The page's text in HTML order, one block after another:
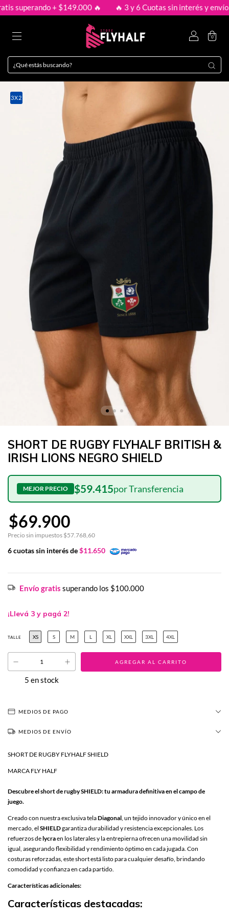
+ $149.000 🔥 🔥 3 y 6 Cuotas sin interés y envío gratis
0
3X2
SHORT DE RUGBY FLYHALF BRITISH &
IRISH LIONS NEGRO SHIELD
$69.900
6cuotas sin interés de$11.650
Precio sin impuestos $57.768,60
$59.415
Envío gratis superando los $100.000
¡Llevá 3 y pagá 2!
TALLE XS S M L XL XXL 3XL 4XL
5 en stock
MEDIOS DE PAGO
MEDIOS DE ENVÍO
SHORT DE RUGBY FLYHALF SHIELD
MARCA FLY HALF
Descubre el short de rugby SHIELD: tu armadura definitiva en el campo de
juego.
Creado con nuestra exclusiva telaDiagonal, un tejido innovador y único en el
mercado, el SHIELDgarantiza durabilidad y resistencia excepcionales. Los
refuerzos delycraen los laterales y la entrepierna ofrecen una movilidad sin
igual, asegurando flexibilidad y rendimiento óptimo en cada jugada. Con
costuras reforzadas, este short está listo para cualquier desafío, brindando
comodidad y confianza en cada partido.
Características adicionales:
Características destacadas: